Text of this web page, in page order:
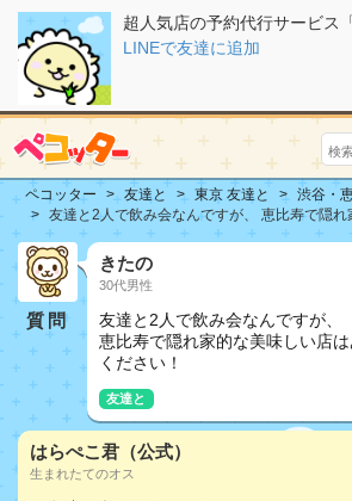
超人気店の予約代行サービス
LINEで友達に追加
ペコッター 友達と 東京 友達と
渋谷・
友達と2人で飲み会なんですが、 恵比寿で隠れ
質問
きたの
30代男性
友達と2人で飲み会なんですが、
恵比寿で隠れ家的な美味しい店
ください！
友達と
はらぺこ君（公式）
生まれたてのオス